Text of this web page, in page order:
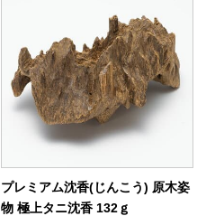
プレミアム沈香(じんこう) 原木姿
物 極上タニ沈香 132ｇ